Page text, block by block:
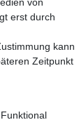
factory
erst durch
kann
Zeitpunkt
Funktional